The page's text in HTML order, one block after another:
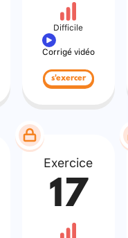
Difficile
Corrigé vidéo
s'exercer
Exercice
17